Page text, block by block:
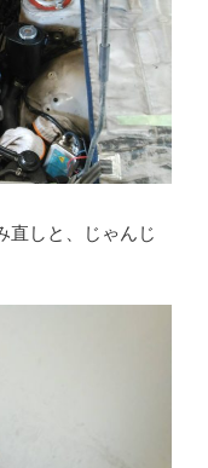
直しと、じゃんじ